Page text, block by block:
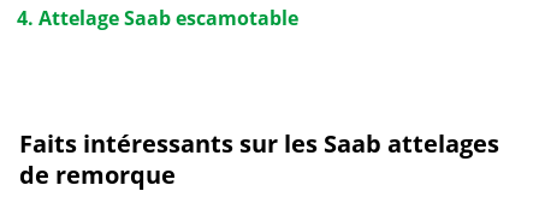
Attelage Saab escamotable
Faits intéressants sur les Saab attelages
de remorque